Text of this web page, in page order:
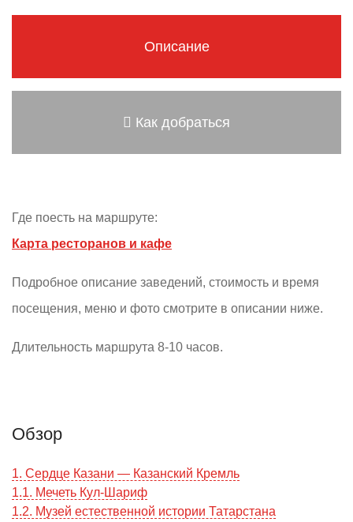
Описание
Как добраться
Где поесть на маршруте:
Карта ресторанов и кафе
Подробное описание заведений, стоимость и время
посещения, меню и фото смотрите в описании ниже.
Длительность маршрута 8-10 часов.
Обзор
1. Сердце Казани — Казанский Кремль
1.1. Мечеть Кул-Шариф
1.2. Музей естественной истории Татарстана